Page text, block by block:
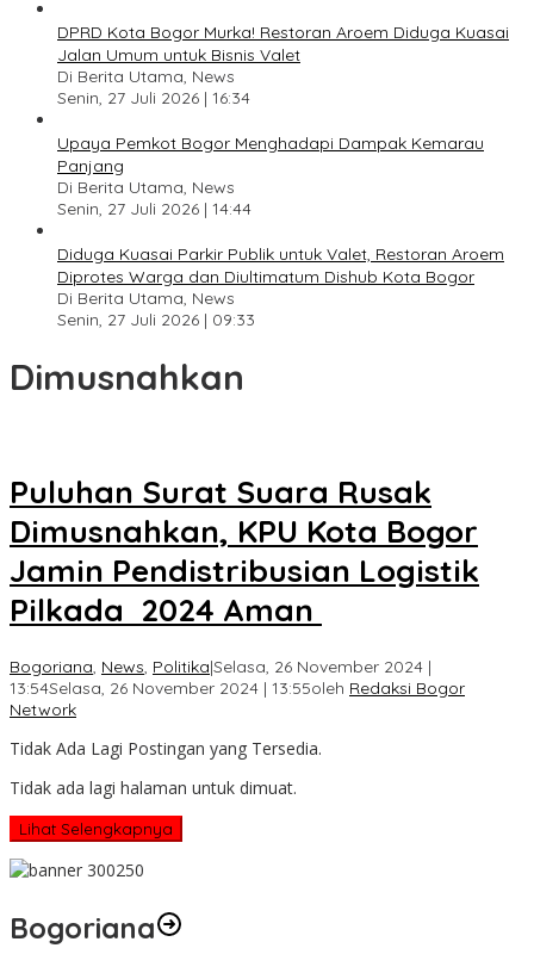
DPRD Kota Bogor Murka! Restoran Aroem Diduga Kuasai
Jalan Umum untuk Bisnis Valet
Di Berita Utama, News
Senin, 27 Juli 2026 | 16:34
Upaya Pemkot Bogor Menghadapi Dampak Kemarau
Panjang
Di Berita Utama, News
Senin, 27 Juli 2026 | 14:44
Diduga Kuasai Parkir Publik untuk Valet, Restoran Aroem
Diprotes Warga dan Diultimatum Dishub Kota Bogor
Di Berita Utama, News
Senin, 27 Juli 2026 | 09:33
Dimusnahkan
Puluhan Surat Suara Rusak
Dimusnahkan, KPU Kota Bogor
Jamin Pendistribusian Logistik
Pilkada 2024 Aman
Bogoriana, News, Politika|Selasa, 26 November 2024 |
13:54Selasa, 26 November 2024 | 13:55oleh Redaksi Bogor
Network
Tidak Ada Lagi Postingan yang Tersedia.
Tidak ada lagi halaman untuk dimuat.
Lihat Selengkapnya
Bogoriana